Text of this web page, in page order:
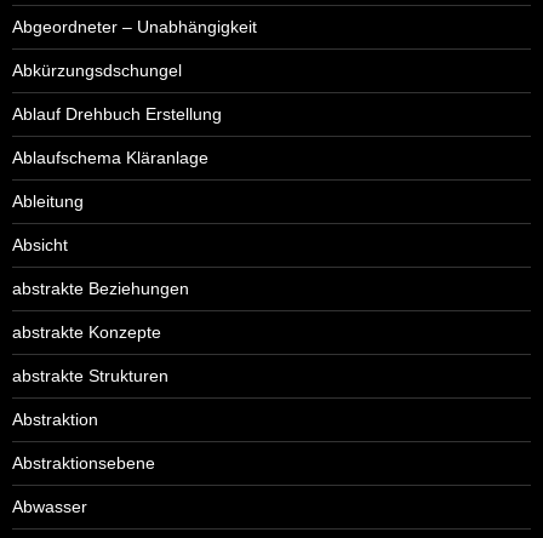
Abgeordneter – Unabhängigkeit
Abkürzungsdschungel
Ablauf Drehbuch Erstellung
Ablaufschema Kläranlage
Ableitung
Absicht
abstrakte Beziehungen
abstrakte Konzepte
abstrakte Strukturen
Abstraktion
Abstraktionsebene
Abwasser